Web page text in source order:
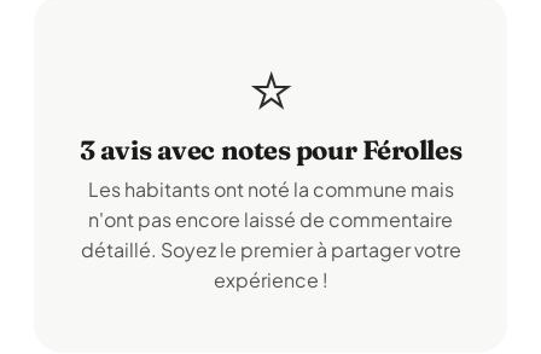
⭐
3 avis avec notes pour Férolles
Les habitants ont noté la commune mais
n'ont pas encore laissé de commentaire
détaillé. Soyez le premier à partager votre
expérience !